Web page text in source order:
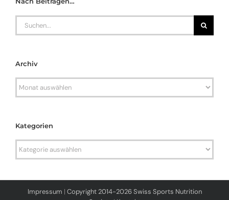
Search
Archiv
Archiv
Kategorien
Kategorien
Impressum | Copyright 2014-2026 Swiss Sports Nutrition